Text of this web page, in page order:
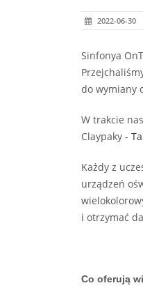
2022-06-30
Sinfonya
do wymiany
W trakcie
Claypaky -
Każdy z
urządzeń
i otrzymać
Co oferują